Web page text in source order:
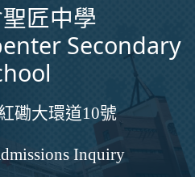
匠中學
Secondary
磡大環道10號
Inquiry